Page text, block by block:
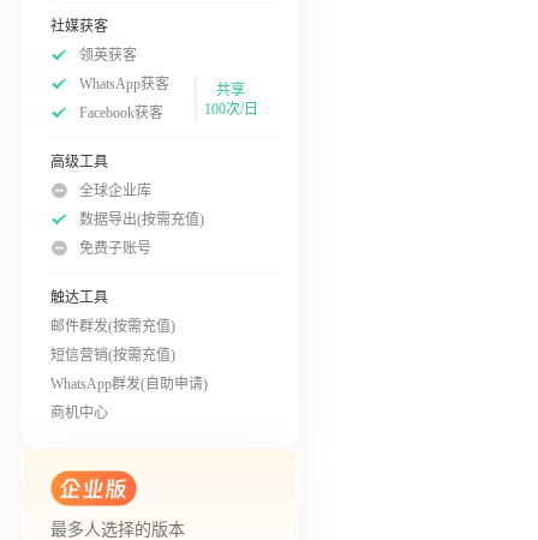
社媒获客
领英获客
WhatsApp获客
Facebook获客
共享
100次/日
高级工具
全球企业库
数据导出(按需充值)
免费子账号
触达工具
邮件群发(按需充值)
短信营销(按需充值)
WhatsApp群发(自助申请)
商机中心
最多人选择的版本